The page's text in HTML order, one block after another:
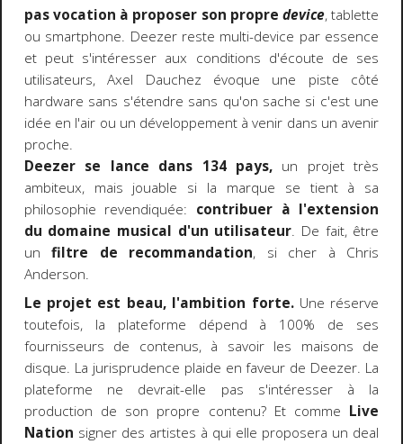
pas vocation à proposer son propre device, tablette
ou smartphone. Deezer reste multi-device par essence
et peut s'intéresser aux conditions d'écoute de ses
utilisateurs, Axel Dauchez évoque une piste côté
hardware sans s'étendre sans qu'on sache si c'est une
idée en l'air ou un développement à venir dans un avenir
proche.
Deezer se lance dans 134 pays,un projet très
ambiteux, mais jouable si la marque se tient à sa
philosophie revendiquée: contribuer à l'extension
du domaine musical d'un utilisateur. De fait, être
unfiltre de recommandation, si cher à Chris
Anderson.
Le projet est beau, l'ambition forte.Une réserve
toutefois, la plateforme dépend à 100% de ses
fournisseurs de contenus, à savoir les maisons de
disque. La jurisprudence plaide en faveur de Deezer. La
plateforme ne devrait-elle pas s'intéresser à la
production de son propre contenu? Et comme Live
Nation signer des artistes à qui elle proposera un deal